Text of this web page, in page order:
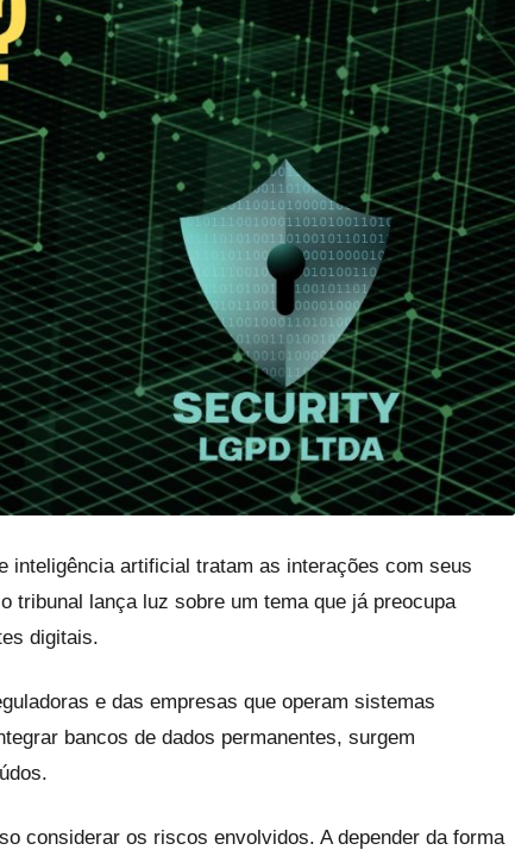
inteligência artificial tratam as interações com seus
tribunal lança luz sobre um tema que já preocupa
digitais.
e das empresas que operam sistemas
bancos de dados permanentes, surgem
considerar os riscos envolvidos. A depender da forma